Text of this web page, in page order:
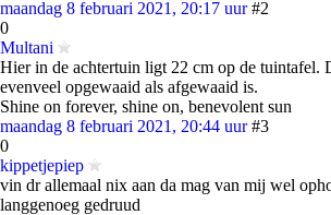
maandag 8 februari 2021, 20:17 uur #2
0
Multani
Hier in de achtertuin ligt 22 cm op de tuintafel.
evenveel opgewaaid als afgewaaid is.
Shine on forever, shine on, benevolent sun
maandag 8 februari 2021, 20:44 uur #3
0
kippetjepiep
vin dr allemaal nix aan da mag van mij wel
langgenoeg gedruud